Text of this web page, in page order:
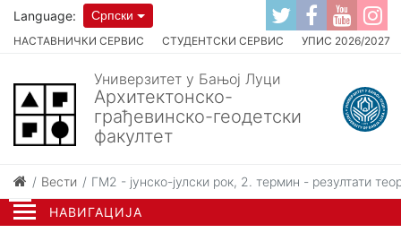
НАВИГАЦИЈА
НАСТАВНИЧКИ СЕРВИС СТУДЕНТСКИ СЕРВИС УПИС 2026/2027
Language: Српски
Универзитет у Бањој Луци
Архитектонско-
грађевинско-геодетски
факултет
Вести ГМ2 - јунско-јулски рок, 2. термин - резултати